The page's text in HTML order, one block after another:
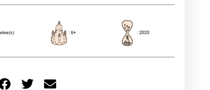
: 6+ : 2020